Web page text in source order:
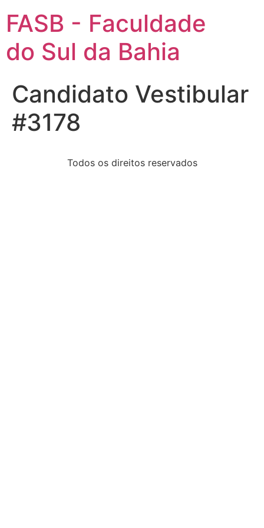
FASB - Faculdade
do Sul da Bahia
Candidato Vestibular
#3178
Todos os direitos reservados